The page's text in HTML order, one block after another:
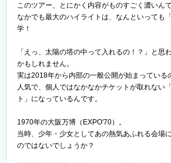
このツアー、とにかく内容がものすごく濃いん
なかでも最大のハイライトは、なんといっても
学！
「えっ、太陽の塔の中って入れるの！？」と思
かもしれません。
実は2018年から内部の一般公開が始まっている
人気で、個人ではなかなかチケットが取れない
ト」になっているんです。
1970年の大阪万博（EXPO'70）。
当時、少年・少女としてあの熱気あふれる会場
のではないでしょうか？